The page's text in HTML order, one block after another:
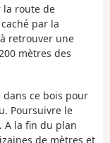
la route de
par la
retrouver une
mètres des
ce bois pour
Poursuivre le
A la fin du plan
de mètres et